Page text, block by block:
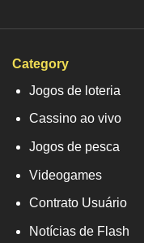
Category
Jogos de loteria
Cassino ao vivo
Jogos de pesca
Videogames
Contrato Usuário
Notícias de Flash